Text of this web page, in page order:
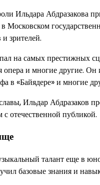
Ильдара Абдразакова
Московском
зрителей.
на самых престижных
опера и многие другие.
в «Байядере» и многие
Ильдар Абдразаков
отечественной публикой.
талант еще в
базовые знания и